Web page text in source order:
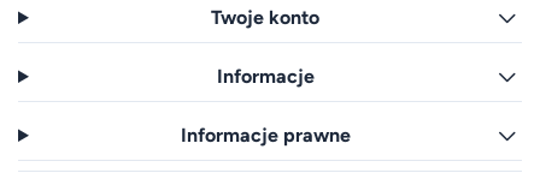
Twoje konto
Informacje
Informacje prawne